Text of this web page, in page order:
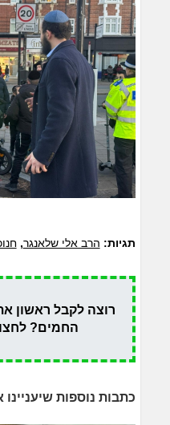
תגיות: הרב אלי שלאנגר,
רוצה לקבל ראשון
החמים?
כתבות נוספות שיעניינו